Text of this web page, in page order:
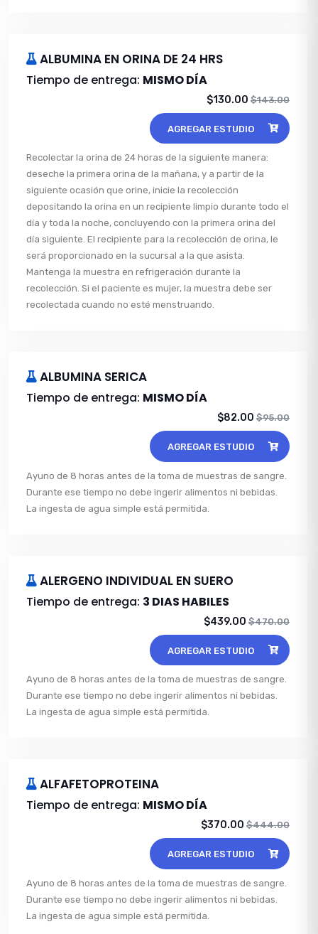
ALBUMINA EN ORINA DE 24 HRS
Tiempo de entrega: MISMO DÍA
$130.00 $143.00
AGREGAR ESTUDIO
Recolectar la orina de 24 horas de la siguiente manera:
deseche la primera orina de la mañana, y a partir de la
siguiente ocasión que orine, inicie la recolección
depositando la orina en un recipiente limpio durante todo el
día y toda la noche, concluyendo con la primera orina del
día siguiente. El recipiente para la recolección de orina, le
será proporcionado en la sucursal a la que asista.
Mantenga la muestra en refrigeración durante la
recolección. Si el paciente es mujer, la muestra debe ser
recolectada cuando no esté menstruando.
ALBUMINA SERICA
Tiempo de entrega: MISMO DÍA
$82.00 $95.00
AGREGAR ESTUDIO
Ayuno de 8 horas antes de la toma de muestras de sangre.
Durante ese tiempo no debe ingerir alimentos ni bebidas.
La ingesta de agua simple está permitida.
ALERGENO INDIVIDUAL EN SUERO
Tiempo de entrega: 3 DIAS HABILES
$439.00 $470.00
AGREGAR ESTUDIO
Ayuno de 8 horas antes de la toma de muestras de sangre.
Durante ese tiempo no debe ingerir alimentos ni bebidas.
La ingesta de agua simple está permitida.
ALFAFETOPROTEINA
Tiempo de entrega: MISMO DÍA
$370.00 $444.00
AGREGAR ESTUDIO
Ayuno de 8 horas antes de la toma de muestras de sangre.
Durante ese tiempo no debe ingerir alimentos ni bebidas.
La ingesta de agua simple está permitida.